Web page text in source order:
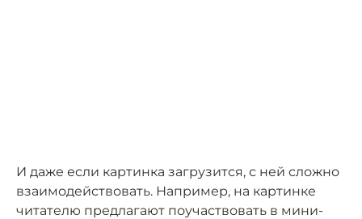
И даже если картинка загрузится, с ней сложно
взаимодействовать. Например, на картинке
читателю предлагают поучаствовать в мини-